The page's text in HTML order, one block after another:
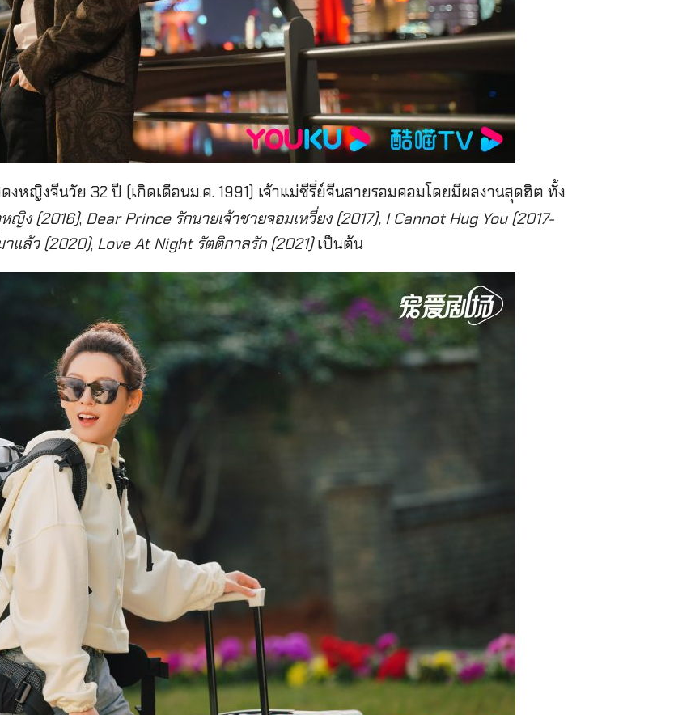
หญิงจีนวัย 32 ปี (เกิดเดือนม.ค. 1991) เจ้าแม่ซีรี่ย์จีนสายรอมคอมโดยมีผลงานสุดฮิต ทั้ง
หญิง (2016), Dear Prince รักนายเจ้าชายจอมเหวี่ยง (2017), I Cannot Hug You (2017-
แล้ว (2020), Love At Night รัตติกาลรัก (2021)เป็นต้น